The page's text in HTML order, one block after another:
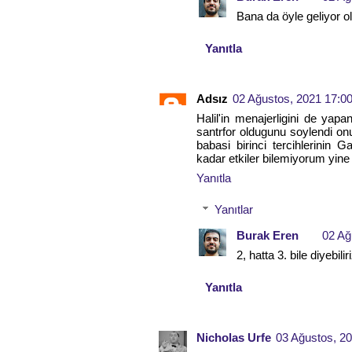
Bana da öyle geliyor
Yanıtla
Adsız 02 Ağustos, 2021 17:00
Halil'in menajerligini de
santrfor oldugunu soylendi
babasi birinci tercihlerinin
kadar etkiler bilemiyorum
Yanıtla
Yanıtlar
Burak Eren
02
2, hatta 3. bile
Yanıtla
Nicholas Urfe 03 Ağustos,